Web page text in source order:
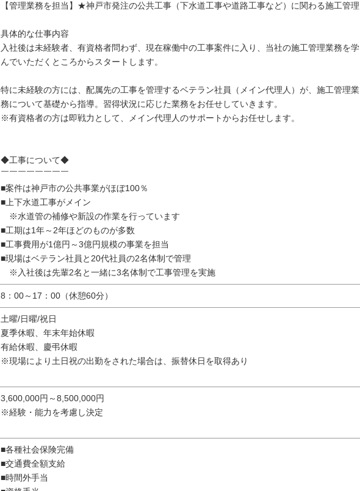
【管理業務を担当】★神戸市発注の公共工事（下水道工事や道路工事など）に関わる施工管理
具体的な仕事内容
入社後は未経験者、有資格者問わず、現在稼働中の工事案件に入り、当社の施工管理業務を学
んでいただくところからスタートします。
特に未経験の方には、配属先の工事を管理するベテラン社員（メイン代理人）が、施工管理業
務について基礎から指導。習得状況に応じた業務をお任せしていきます。
※有資格者の方は即戦力として、メイン代理人のサポートからお任せします。
◆工事について◆
￣￣￣￣￣￣￣￣
■案件は神戸市の公共事業がほぼ100％
■上下水道工事がメイン
※水道管の補修や新設の作業を行っています
■工期は1年～2年ほどのものが多数
■工事費用が1億円～3億円規模の事業を担当
■現場はベテラン社員と20代社員の2名体制で管理
※入社後は先輩2名と一緒に3名体制で工事管理を実施
8：00～17：00（休憩60分）
土曜/日曜/祝日
夏季休暇、年末年始休暇
有給休暇、慶弔休暇
※現場により土日祝の出勤をされた場合は、振替休日を取得あり
3,600,000円～8,500,000円
※経験・能力を考慮し決定
■各種社会保険完備
■交通費全額支給
■時間外手当